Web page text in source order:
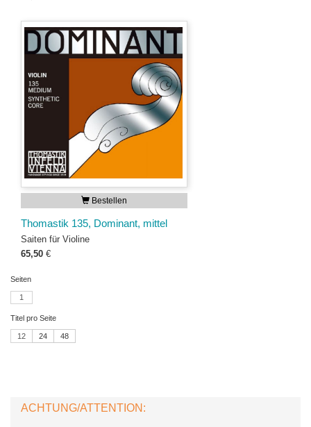
Bestellen
Thomastik 135, Dominant, mittel
Saiten für Violine
65,50 €
Seiten
1
Titel pro Seite
12 24 48
ACHTUNG/ATTENTION: